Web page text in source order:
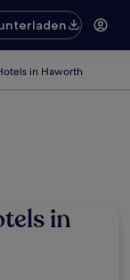
in Haworth
in